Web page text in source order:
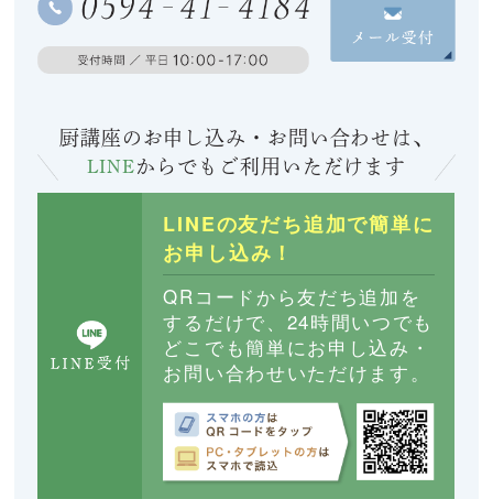
厨講座のお申し込み・お問い合わせは、
LINEからでも ご利用いただけます
LINEの友だち追加で簡単に
お申し込み！
QRコードから友だち追加を
するだけで、24時間いつでも
どこでも簡単にお申し込み・
お問い合わせいただけます。